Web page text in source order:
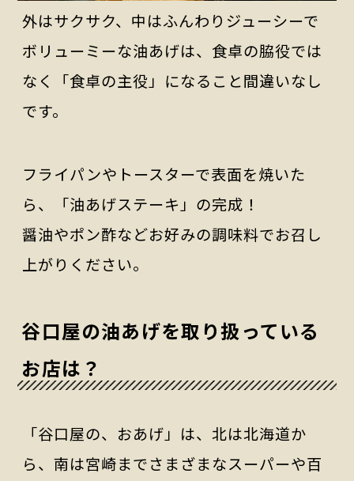
外はサクサク、中はふんわりジューシーで
ボリューミーな油あげは、食卓の脇役では
なく「食卓の主役」になること間違いなし
です。
フライパンやトースターで表面を焼いた
ら、「油あげステーキ」の完成！
醤油やポン酢などお好みの調味料でお召し
上がりください。
谷口屋の油あげを取り扱っている
お店は？
「谷口屋の、おあげ」は、北は北海道か
ら、南は宮崎までさまざまなスーパーや百